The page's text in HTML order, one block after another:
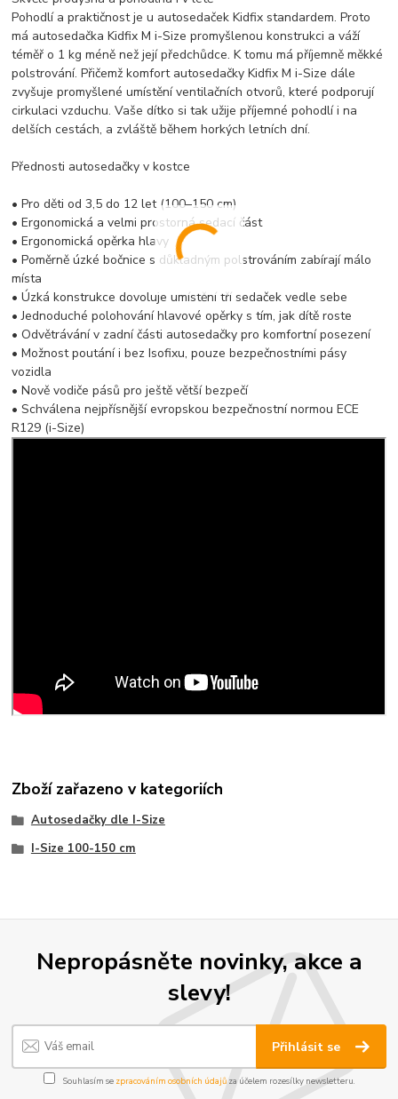
Pohodlí a praktičnost je u autosedaček Kidfix standardem. Proto
má autosedačka Kidfix M i-Size promyšlenou konstrukci a váží
téměř o 1 kg méně než její předchůdce. K tomu má příjemně měkké
polstrování. Přičemž komfort autosedačky Kidfix M i-Size dále
zvyšuje promyšlené umístění ventilačních otvorů, které podporují
cirkulaci vzduchu. Vaše dítko si tak užije příjemné pohodlí i na
delších cestách, a zvláště během horkých letních dní.
Přednosti autosedačky v kostce
• Pro děti od 3,5 do 12 let (100–150 cm)
• Ergonomická a velmi prostorná sedací část
• Ergonomická opěrka hlavy
• Poměrně úzké bočnice s důkladným polstrováním zabírají málo
místa
• Úzká konstrukce dovoluje umístění tří sedaček vedle sebe
• Jednoduché polohování hlavové opěrky s tím, jak dítě roste
• Odvětrávání v zadní části autosedačky pro komfortní posezení
• Možnost poutání i bez Isofixu, pouze bezpečnostními pásy
vozidla
• Nově vodiče pásů pro ještě větší bezpečí
• Schválena nejpřísnější evropskou bezpečnostní normou ECE
R129 (i-Size)
Zboží zařazeno v kategoriích
Autosedačky dle I-Size
I-Size 100-150 cm
Nepropásněte novinky, akce a
slevy!
Přihlásit se
Souhlasím se zpracováním osobních údajůza účelem rozesílky newsletteru.